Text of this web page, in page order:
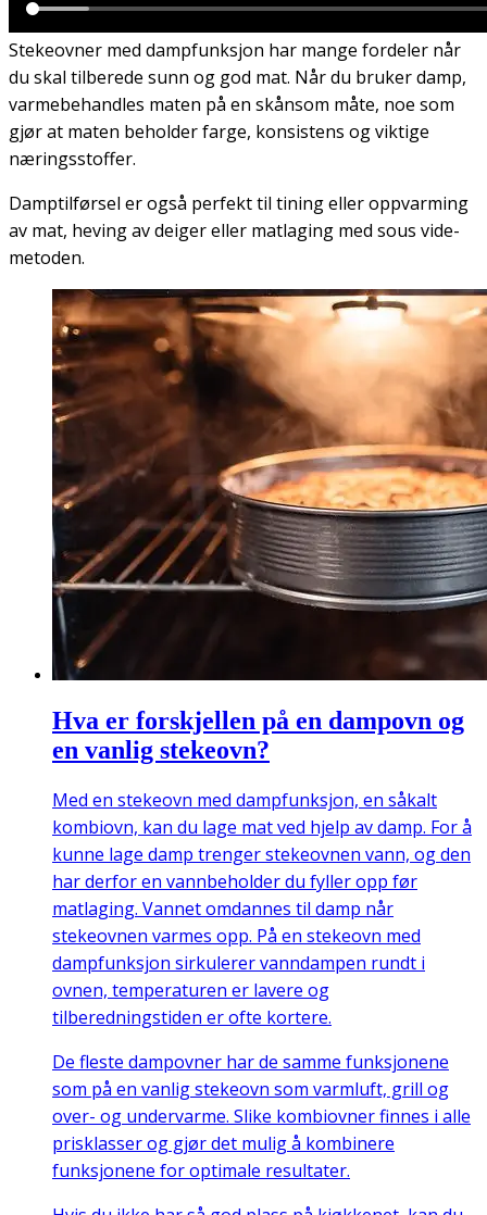
Stekeovner med dampfunksjon har mange fordeler når
du skal tilberede sunn og god mat. Når du bruker damp,
varmebehandles maten på en skånsom måte, noe som
gjør at maten beholder farge, konsistens og viktige
næringsstoffer.
Damptilførsel er også perfekt til tining eller oppvarming
av mat, heving av deiger eller matlaging med sous vide-
metoden.
Hva er forskjellen på en dampovn og
en vanlig stekeovn?
Med en stekeovn med dampfunksjon, en såkalt
kombiovn, kan du lage mat ved hjelp av damp. For å
kunne lage damp trenger stekeovnen vann, og den
har derfor en vannbeholder du fyller opp før
matlaging. Vannet omdannes til damp når
stekeovnen varmes opp. På en stekeovn med
dampfunksjon sirkulerer vanndampen rundt i
ovnen, temperaturen er lavere og
tilberedningstiden er ofte kortere.
De fleste dampovner har de samme funksjonene
som på en vanlig stekeovn som varmluft, grill og
over- og undervarme. Slike kombiovner finnes i alle
prisklasser og gjør det mulig å kombinere
funksjonene for optimale resultater.